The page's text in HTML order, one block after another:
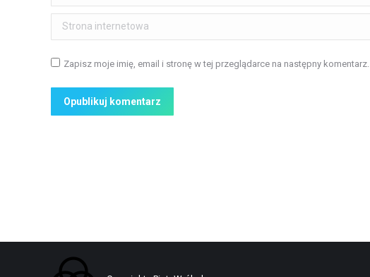
Strona internetowa
Zapisz moje imię, email i stronę w tej przeglądarce na następny komentarz.
Opublikuj komentarz